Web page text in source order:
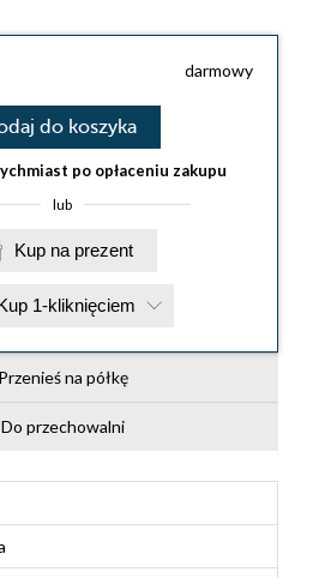
darmowy
do koszyka
po opłaceniu zakupu
lub
Kup na prezent
1-kliknięciem
Przenieś na półkę
Do przechowalni